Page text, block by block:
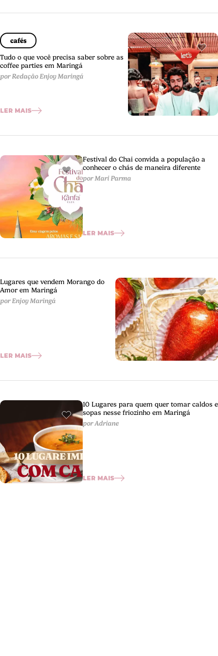
cafés
Tudo o que você precisa saber sobre as
coffee parties em Maringá
por Redação Enjoy Maringá
LER MAIS
Festival do Chai convida a população a
conhecer o chás de maneira diferente
por Mari Parma
LER MAIS
Lugares que vendem Morango do
Amor em Maringá
por Enjoy Maringá
LER MAIS
10 Lugares para quem quer tomar caldos e
sopas nesse friozinho em Maringá
por Adriane
LER MAIS